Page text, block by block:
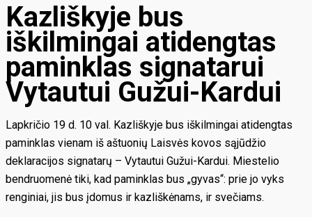
Kazliškyje bus
iškilmingai atidengtas
paminklas signatarui
Vytautui Gužui-Kardui
Lapkričio 19 d. 10 val. Kazliškyje bus iškilmingai atidengtas
paminklas vienam iš aštuonių Laisvės kovos sąjūdžio
deklaracijos signatarų – Vytautui Gužui-Kardui. Miestelio
bendruomenė tiki, kad paminklas bus „gyvas“: prie jo vyks
renginiai, jis bus įdomus ir kazliškėnams, ir svečiams.